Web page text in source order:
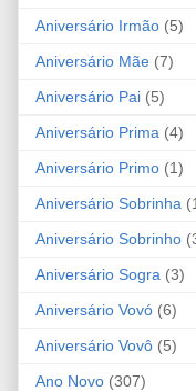
Aniversário Irmão (5)
Aniversário Mãe (7)
Aniversário Pai (5)
Aniversário Prima (4)
Aniversário Primo (1)
Aniversário Sobrinha
Aniversário Sobrinho
Aniversário Sogra (3)
Aniversário Vovó (6)
Aniversário Vovô (5)
Ano Novo (307)